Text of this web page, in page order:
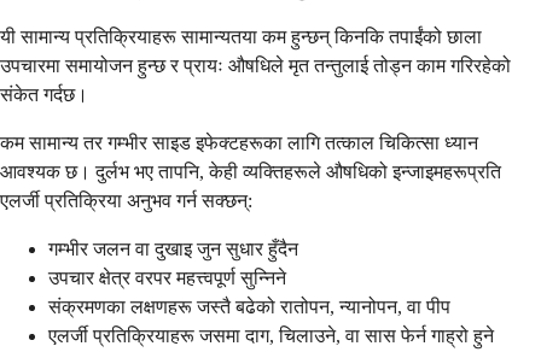
यी सामान्य प्रतिक्रियाहरू सामान्यतया कम हुन्छन् किनकि तपाईंको छाला
उपचारमा समायोजन हुन्छ र प्रायः औषधिले मृत तन्तुलाई तोड्न काम गरिरहेको
संकेत गर्दछ।
कम सामान्य तर गम्भीर साइड इफेक्टहरूका लागि तत्काल चिकित्सा ध्यान
आवश्यक छ। दुर्लभ भए तापनि, केही व्यक्तिहरूले औषधिको इन्जाइमहरूप्रति
एलर्जी प्रतिक्रिया अनुभव गर्न सक्छन्:
गम्भीर जलन वा दुखाइ जुन सुधार हुँदैन
उपचार क्षेत्र वरपर महत्त्वपूर्ण सुन्निने
संक्रमणका लक्षणहरू जस्तै बढेको रातोपन, न्यानोपन, वा पीप
एलर्जी प्रतिक्रियाहरू जसमा दाग, चिलाउने, वा सास फेर्न गाह्रो हुने